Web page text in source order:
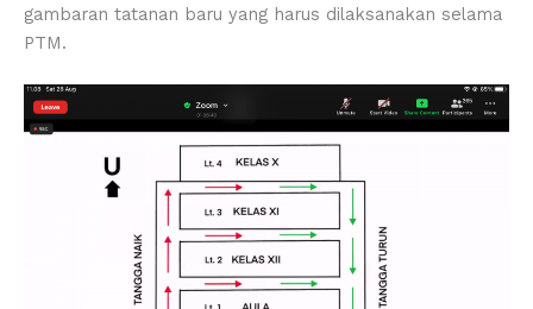
gambaran tatanan baru yang harus dilaksanakan selama
PTM.